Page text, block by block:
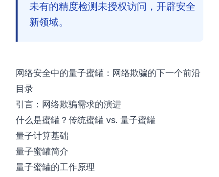
©2026 8200 网络安全训练营
未有的精度检测未授权访问，开辟安全
新领域。
网络安全中的量子蜜罐：网络欺骗的下一个前沿
目录
引言：网络欺骗需求的演进
什么是蜜罐？传统蜜罐 vs. 量子蜜罐
量子计算基础
量子蜜罐简介
量子蜜罐的工作原理